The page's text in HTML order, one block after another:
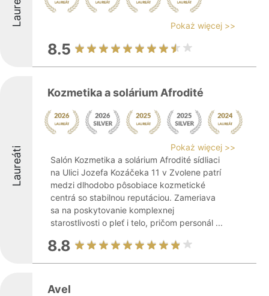
Pokaż więcej >>
8.5
Laureáti
Kozmetika a solárium Afrodité
Pokaż więcej >>
Salón Kozmetika a solárium Afrodité sídliaci
na Ulici Jozefa Kozáčeka 11 v Zvolene patrí
medzi dlhodobo pôsobiace kozmetické
centrá so stabilnou reputáciou. Zameriava
sa na poskytovanie komplexnej
starostlivosti o pleť i telo, pričom personál ...
8.8
Avel